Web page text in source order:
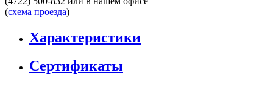
(схема проезда)
Характеристики
Сертификаты